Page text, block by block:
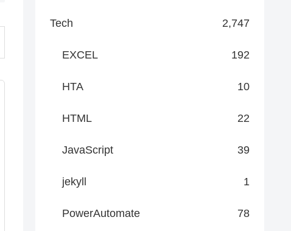
Tech 2,747
EXCEL 192
HTA 10
HTML 22
JavaScript 39
jekyll 1
PowerAutomate 78